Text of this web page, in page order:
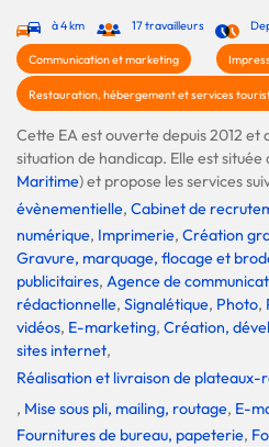
à 4 km 17 travailleurs
Communication et marketing
Restauration, hébergement et services
Cette EA est ouverte depuis 2012 et
situation de handicap. Elle est située
Maritime) et propose les services
évènementielle, Cabinet de
numérique, Imprimerie, Création
Gravure, marquage, flocage et
publicitaires, Agence de
rédactionnelle, Signalétique, Photo,
vidéos, E-marketing, Création,
sites internet,
Réalisation et livraison de
, Mise sous pli, mailing, routage, E-
Fournitures de bureau, papeterie,